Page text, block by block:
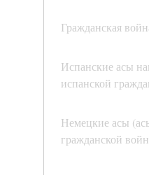
Гражданская
Испанские асы
испанской
Немецкие асы
гражданской